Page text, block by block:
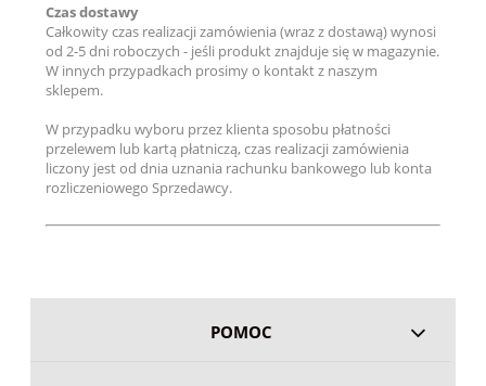
Czas dostawy
Całkowity czas realizacji zamówienia (wraz z dostawą) wynosi
od 2-5 dni roboczych - jeśli produkt znajduje się w magazynie.
W innych przypadkach prosimy o kontakt z naszym
sklepem.
W przypadku wyboru przez klienta sposobu płatności
przelewem lub kartą płatniczą, czas realizacji zamówienia
liczony jest od dnia uznania rachunku bankowego lub konta
rozliczeniowego Sprzedawcy.
POMOC